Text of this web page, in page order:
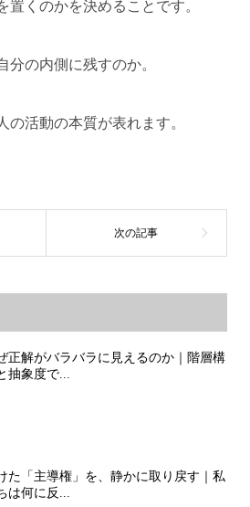
置くのかを決めることです。
分の内側に残すのか。
の活動の本質が表れます。
正解がバラバラに見えるのか｜階層構
抽象度で...
た「主導権」を、静かに取り戻す｜私
は何に反...